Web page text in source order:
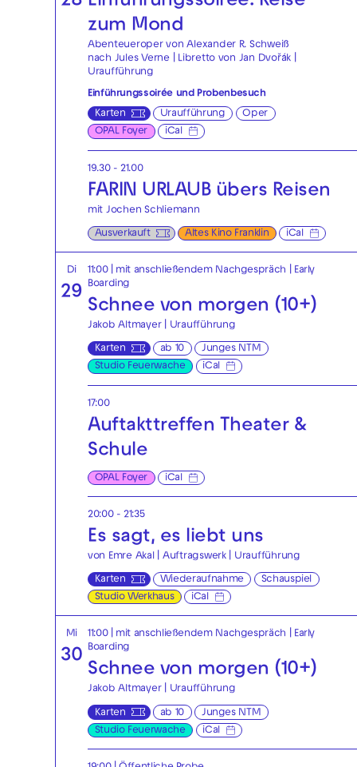
zum Mond
Abenteueroper von Alexander R. Schweiß
nach Jules Verne | Libretto von Jan Dvořák |
Uraufführung
Einführungssoirée und Probenbesuch
Karten Uraufführung
Oper
OPAL Foyer
iCal
19.30 - 21.00
FARIN URLAUB übers Reisen
mit Jochen Schliemann
Ausverkauft Altes Kino Franklin iCal
Di
29
11:00 | mit anschließendem Nachgespräch
Early
Boarding
Schnee von morgen (10+)
Jakob Altmayer | Uraufführung
Karten ab 10
Junges NTM
Studio Feuerwache
iCal
17:00
Auftakttreffen Theater &
Schule
OPAL Foyer iCal
20:00 - 21:35
Es sagt, es liebt uns
von Emre Akal | Auftragswerk | Uraufführung
Karten Wiederaufnahme
Schauspiel
Studio Werkhaus
iCal
Mi
30
11:00 | mit anschließendem Nachgespräch | Early
Boarding
Schnee von morgen (10+)
Jakob Altmayer | Uraufführung
Karten ab 10
Junges NTM
Studio Feuerwache
iCal